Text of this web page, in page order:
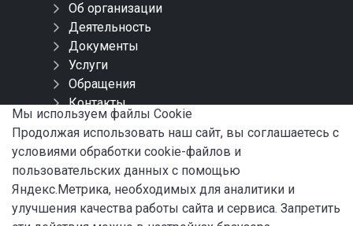
Об организации
Деятельность
Документы
Услуги
Обращения
Контакты
Карта сайта
СОЦИАЛЬНЫЕ СЕТИ
Мы используем файлы Сookie
Продолжая использовать наш сайт, вы соглашаетесь с
условиями обработки cookie-файлов и
пользовательских данных с помощью
Яндекс.Метрика, необходимых для аналитики и
улучшения качества работы сайта и сервиса. Запретить